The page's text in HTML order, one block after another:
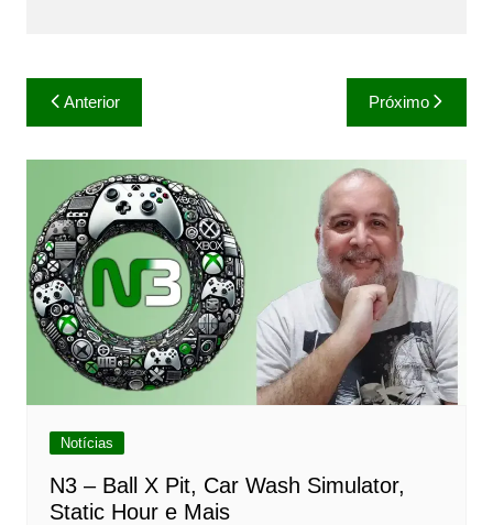
Navegação
de
Post
Anterior Próximo
Notícias
N3 – Ball X Pit, Car Wash Simulator,
Static Hour e Mais